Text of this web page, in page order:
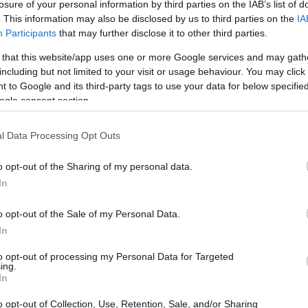
of your personal information by third parties on the IAB’s list of
This information may also be disclosed by us to third parties on the
Participants that may further disclose it to other third parties.
that this website/app uses one or more Google services and may
but not limited to your visit or usage behaviour. You may
to Google and its third-party tags to use your data for below
consent section.
Data Processing Opt Outs
opt-out of the Sharing of my personal data.
opt-out of the Sale of my Personal Data.
opt-out of processing my Personal Data for Targeted
opt-out of Collection, Use, Retention, Sale, and/or Sharing
bursátiles
actualmente dinámicas divergentes, lo que pone de
Mientras que elDow Jonesy elS&P 500
una caída significativa. Este escenario pone de
de tecnología, ya que títulos como
significativas
índices bursátiles
un aumento, sumando 8,61 puntos, lo que
el